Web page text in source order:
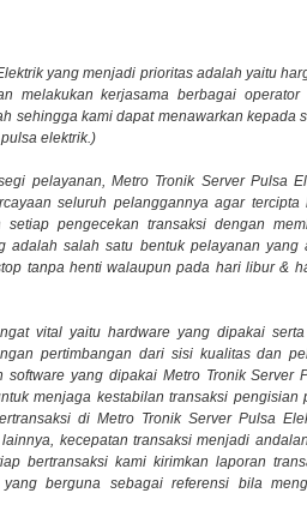
yang menjadi prioritas adalah yaitu
melakukan kerjasama berbagai operator
sehingga kami dapat menawarkan kepada
elektrik.)
pelayanan, Metro Tronik Server Pulsa
seluruh pelanggannya agar tercipta
pengecekan transaksi dengan
adalah salah satu bentuk pelayanan yang
tanpa henti walaupun pada hari libur &
vital yaitu hardware yang dipakai serta
pertimbangan dari sisi kualitas dan
yang dipakai Metro Tronik Server
menjaga kestabilan transaksi pengisian
di Metro Tronik Server Pulsa
kecepatan transaksi menjadi
bertransaksi kami kirimkan laporan
berguna sebagai referensi bila